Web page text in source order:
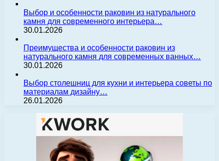
Выбор и особенности раковин из натурального
камня для современного интерьера…
30.01.2026
Преимущества и особенности раковин из
натурального камня для современных ванных…
30.01.2026
Выбор столешниц для кухни и интерьера советы по
материалам дизайну…
26.01.2026